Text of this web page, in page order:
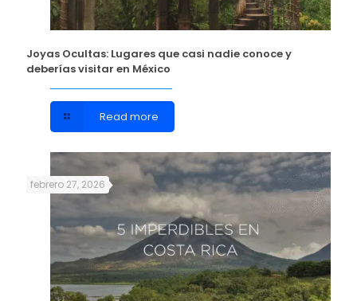
Joyas Ocultas: Lugares que casi nadie conoce y
deberías visitar en México
Read more
febrero 27, 2026